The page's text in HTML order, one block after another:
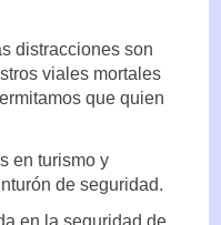
distracciones son
viales mortales
que quien
en turismo y
de seguridad.